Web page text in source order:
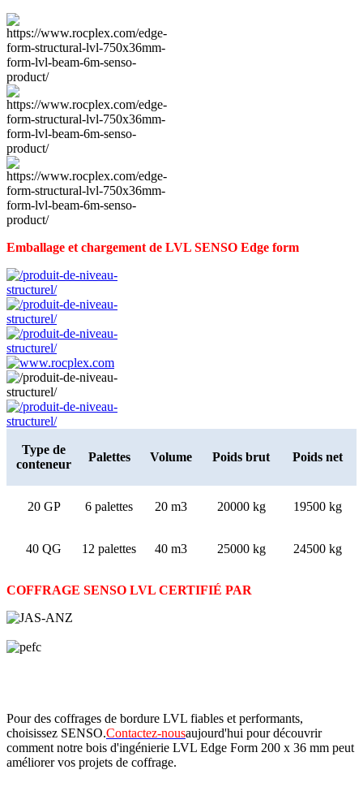
Emballage et chargement de LVL SENSO Edge form
Type de
conteneur
Palettes Volume Poids brut Poids net
20 GP 6 palettes 20 m3 20000 kg 19500 kg
40 QG 12 palettes 40 m3 25000 kg 24500 kg
COFFRAGE SENSO LVL CERTIFIÉ PAR
Pour des coffrages de bordure LVL fiables et performants,
choisissez SENSO.Contactez-nousaujourd'hui pour découvrir
comment notre bois d'ingénierie LVL Edge Form 200 x 36 mm peut
améliorer vos projets de coffrage.